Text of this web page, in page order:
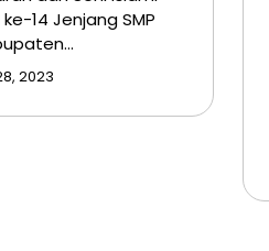
14 Jenjang SMP
2023